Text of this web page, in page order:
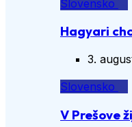
Slovensko
Hagyari
3.
Slovensko
V Prešove